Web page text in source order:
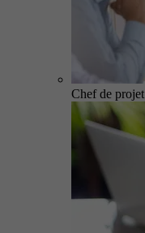
Chef de projet